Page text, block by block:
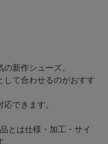
新作シューズ。
して合わせるのがおすす
できます。
とは仕様・加工・サイ